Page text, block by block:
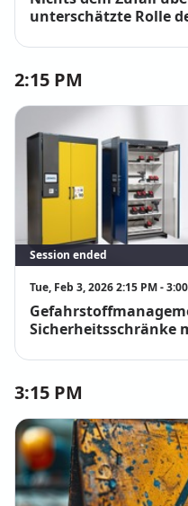
unterschätzte Rolle
2:15 PM
Session ended
Tue, Feb 3, 2026 2:15 PM -
Sicherheitsschränke
Inventur“
3:15 PM